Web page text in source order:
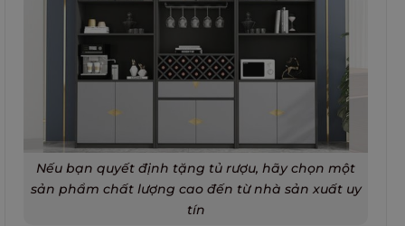
Nếu bạn quyết định tặng tủ rượu, hãy chọn một
sản phẩm chất lượng cao đến từ nhà sản xuất uy
tín